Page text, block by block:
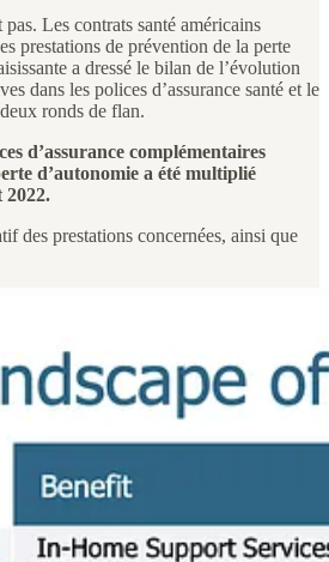
Les contrats santé américains
prestations de prévention de la perte
a dressé le bilan de l’évolution
dans les polices d’assurance santé et le
ronds de flan.
d’assurance complémentaires
d’autonomie a été multiplié
2022.
des prestations concernées, ainsi que